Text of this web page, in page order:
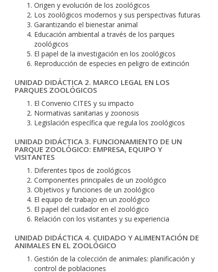
Origen y evolución de los zoológicos
Los zoológicos modernos y sus perspectivas futuras
Garantizando el bienestar animal
Educación ambiental a través de los parques
zoológicos
El papel de la investigación en los zoológicos
Reproducción de especies en peligro de extinción
UNIDAD DIDÁCTICA 2. MARCO LEGAL EN LOS
PARQUES ZOOLÓGICOS
El Convenio CITES y su impacto
Normativas sanitarias y zoonosis
Legislación específica que regula los zoológicos
UNIDAD DIDÁCTICA 3. FUNCIONAMIENTO DE UN
PARQUE ZOOLÓGICO: EMPRESA, EQUIPO Y
VISITANTES
Diferentes tipos de zoológicos
Componentes principales de un zoológico
Objetivos y funciones de un zoológico
El equipo de trabajo en un zoológico
El papel del cuidador en el zoológico
Relación con los visitantes y su experiencia
UNIDAD DIDÁCTICA 4. CUIDADO Y ALIMENTACIÓN DE
ANIMALES EN EL ZOOLÓGICO
Gestión de la colección de animales: planificación y
control de poblaciones